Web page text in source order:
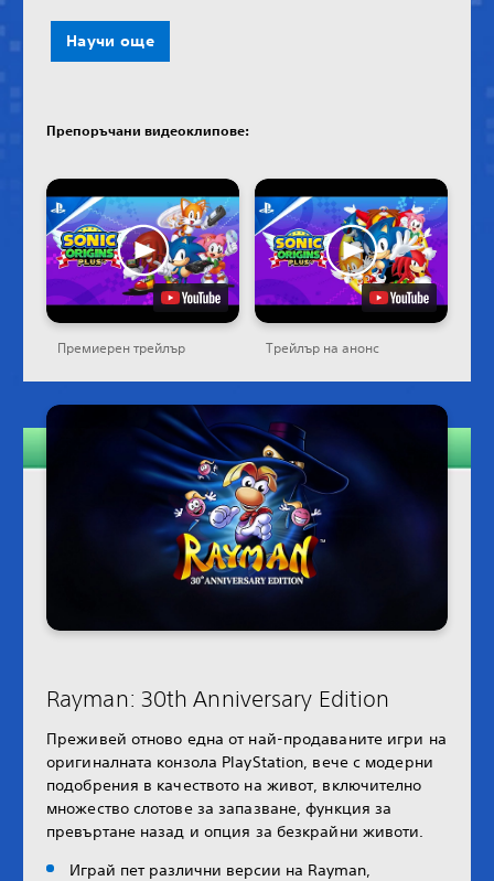
Научи още
Препоръчани видеоклипове:
Премиерен трейлър Трейлър на анонс
Rayman: 30th Anniversary Edition
Преживей отново една от най-продаваните игри на
оригиналната конзола PlayStation, вече с модерни
подобрения в качеството на живот, включително
множество слотове за запазване, функция за
превъртане назад и опция за безкрайни животи.
Играй пет различни версии на Rayman,